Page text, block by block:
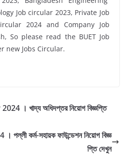
Job circular 2023, Private Job
2024 and Company Job
So please read the BUET Job
new Jobs Circular.
। খাদ্য অধিদপ্তর নিয়োগ বিজ্ঞপ্তি
কর্ম-সহায়ক ফাউন্ডেশন নিয়োগ বিজ্ঞ
প্তি দেখুন